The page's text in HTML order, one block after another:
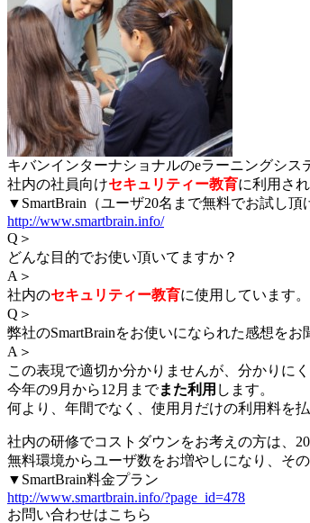
キバンインターナショナルのeラーニングシス
社内の社員向けセキュリティー教育に利用さ
▼SmartBrain（ユーザ20名まで無料でお試し頂
http://www.smartbrain.info/
Q＞
どんな目的でお使い頂いてますか？
A＞
社内のセキュリティー教育に使用しています。
Q＞
弊社のSmartBrainをお使いになられた感想をお
A＞
この表現で適切か分かりませんが、分かりに
今年の9月から12月までまた利用 します。
何より、年間でなく、使用月だけの利用料を払
社内の研修でコストダウンをお考えの方は、
無料環境からユーザ数をお増やしになり、その
▼SmartBrain料金プラン
http://www.smartbrain.info/?page_id=478
お問い合わせはこちら